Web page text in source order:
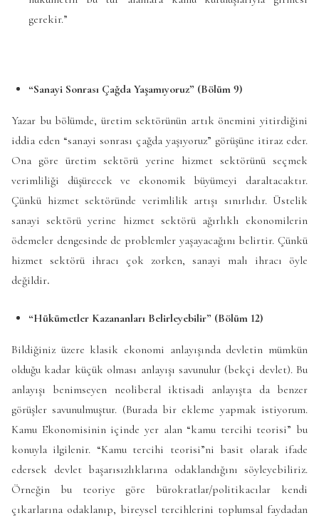
gerekir.”
“Sanayi Sonrası Çağda Yaşamıyoruz” (Bölüm 9)
Yazar bu bölümde, üretim sektörünün artık önemini yitirdiğini
iddia eden “sanayi sonrası çağda yaşıyoruz” görüşüne itiraz eder.
Ona göre üretim sektörü yerine hizmet sektörünü seçmek
verimliliği düşürecek ve ekonomik büyümeyi daraltacaktır.
Çünkü hizmet sektöründe verimlilik artışı sınırlıdır. Üstelik
sanayi sektörü yerine hizmet sektörü ağırlıklı ekonomilerin
ödemeler dengesinde de problemler yaşayacağını belirtir. Çünkü
hizmet sektörü ihracı çok zorken, sanayi malı ihracı öyle
değildir.
“Hükümetler Kazananları Belirleyebilir” (Bölüm 12)
Bildiğiniz üzere klasik ekonomi anlayışında devletin mümkün
olduğu kadar küçük olması anlayışı savunulur (bekçi devlet). Bu
anlayışı benimseyen neoliberal iktisadi anlayışta da benzer
görüşler savunulmuştur. (Burada bir ekleme yapmak istiyorum.
Kamu Ekonomisinin içinde yer alan “kamu tercihi teorisi” bu
konuyla ilgilenir. “Kamu tercihi teorisi”ni basit olarak ifade
edersek devlet başarısızlıklarına odaklandığını söyleyebiliriz.
Örneğin bu teoriye göre bürokratlar/politikacılar kendi
çıkarlarına odaklanıp, bireysel tercihlerini toplumsal faydadan